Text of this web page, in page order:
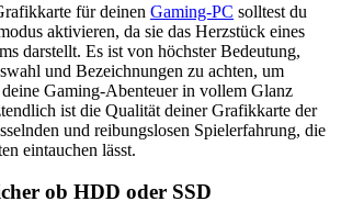
für deinen Gaming-PC solltest du
aktivieren, da sie das Herzstück eines
darstellt. Es ist von höchster Bedeutung,
und Bezeichnungen zu achten, um
deine Gaming-Abenteuer in vollem Glanz
ist die Qualität deiner Grafikkarte der
und reibungslosen Spielerfahrung, die
eintauchen lässt.
ob HDD oder SSD